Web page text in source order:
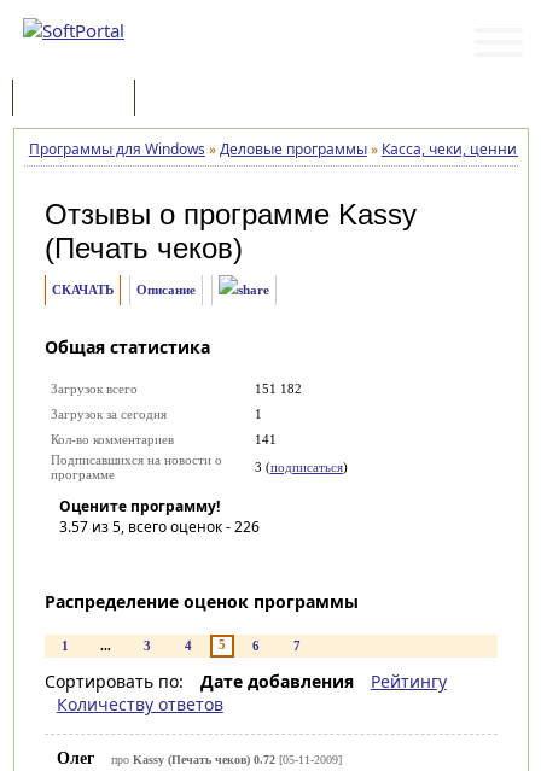
Программы для Windows »Деловые программы» Касса, чеки, ценники
Отзывы о программе Kassy
(Печать чеков)
СКАЧАТЬ Описание
Общая статистика
Загрузок всего
151 182
Загрузок за сегодня
1
Кол-во комментариев
141
Подписавшихся на новости о
программе
3 (подписаться)
Оцените программу!
3.57из 5, всего оценок -226
Распределение оценок программы
1 ... 3 4 5 6 7
Сортировать по: Дате добавления
Рейтингу
Количеству ответов
Олег про Kassy (Печать чеков) 0.72[05-11-2009]